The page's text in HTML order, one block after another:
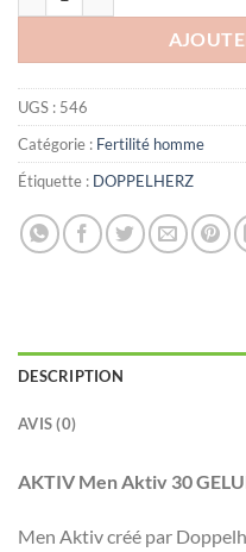
UGS : 546
Catégorie : Fertilité homme
Étiquette : DOPPELHERZ
DESCRIPTION
AVIS (0)
AKTIV Men Aktiv 30
Men Aktiv créé par